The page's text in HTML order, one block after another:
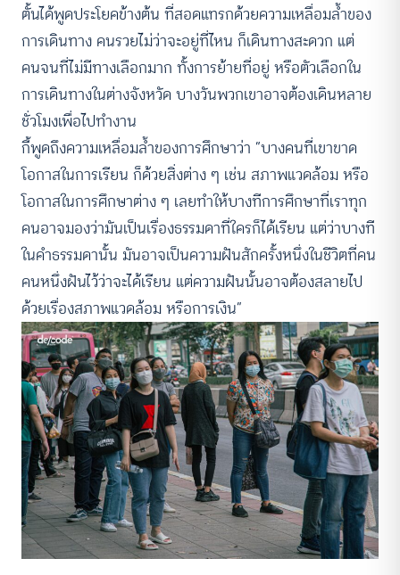
ตั้นได้พูดประโยคข้างต้น ที่สอดแทรกด้วยความเหลื่อมล้ำของ
การเดินทาง คนรวยไม่ว่าจะอยู่ที่ไหน ก็เดินทางสะดวก แต่
คนจนที่ไม่มีทางเลือกมาก ทั้งการย้ายที่อยู่ หรือตัวเลือกใน
การเดินทางในต่างจังหวัด บางวันพวกเขาอาจต้องเดินหลาย
ชั่วโมงเพื่อไปทำงาน
กี้พูดถึงความเหลื่อมล้ำของการศึกษาว่า “บางคนที่เขาขาด
โอกาสในการเรียน ก็ด้วยสิ่งต่าง ๆ เช่น สภาพแวดล้อม หรือ
โอกาสในการศึกษาต่าง ๆ เลยทำให้บางทีการศึกษาที่เราทุก
คนอาจมองว่ามันเป็นเรื่องธรรมดาที่ใครก็ได้เรียน แต่ว่าบางที
ในคำธรรมดานั้น มันอาจเป็นความฝันสักครั้งหนึ่งในชีวิตที่คน
คนหนึ่งฝันไว้ว่าจะได้เรียน แต่ความฝันนั้นอาจต้องสลายไป
ด้วยเรื่องสภาพแวดล้อม หรือการเงิน”